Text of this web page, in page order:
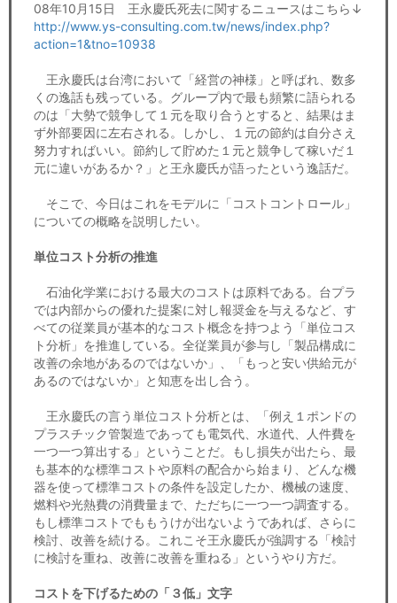
08年10月15日 王永慶氏死去に関するニュースはこちら↓
http://www.ys-consulting.com.tw/news/index.php?
action=1&tno=10938
王永慶氏は台湾において「経営の神様」と呼ばれ、数多
くの逸話も残っている。グループ内で最も頻繁に語られる
のは「大勢で競争して１元を取り合うとすると、結果はま
ず外部要因に左右される。しかし、１元の節約は自分さえ
努力すればいい。節約して貯めた１元と競争して稼いだ１
元に違いがあるか？」と王永慶氏が語ったという逸話だ。
そこで、今日はこれをモデルに「コストコントロール」
についての概略を説明したい。
単位コスト分析の推進
石油化学業における最大のコストは原料である。台プラ
では内部からの優れた提案に対し報奨金を与えるなど、す
べての従業員が基本的なコスト概念を持つよう「単位コス
ト分析」を推進している。全従業員が参与し「製品構成に
改善の余地があるのではないか」、「もっと安い供給元が
あるのではないか」と知恵を出し合う。
王永慶氏の言う単位コスト分析とは、「例え１ポンドの
プラスチック管製造であっても電気代、水道代、人件費を
一つ一つ算出する」ということだ。もし損失が出たら、最
も基本的な標準コストや原料の配合から始まり、どんな機
器を使って標準コストの条件を設定したか、機械の速度、
燃料や光熱費の消費量まで、ただちに一つ一つ調査する。
もし標準コストでももうけが出ないようであれば、さらに
検討、改善を続ける。これこそ王永慶氏が強調する「検討
に検討を重ね、改善に改善を重ねる」というやり方だ。
コストを下げるための「３低」文字